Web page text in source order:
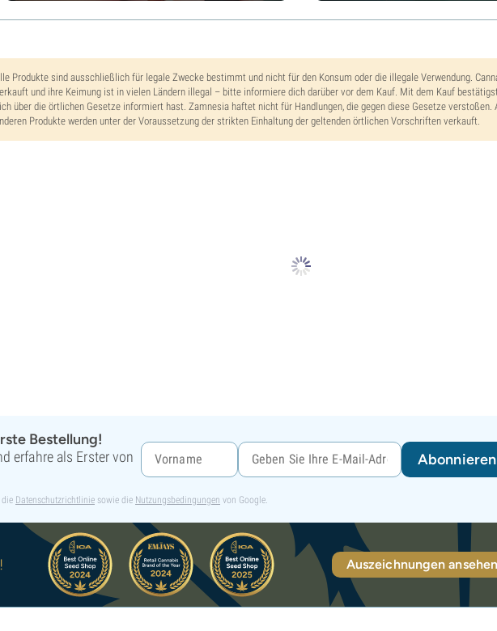
Produkte sind ausschließlich für legale Zwecke bestimmt und nicht für den Konsum oder die illegale Verwendung.
und ihre Keimung ist in vielen Ländern illegal – bitte informiere dich darüber vor dem Kauf. Mit dem Kauf
über die örtlichen Gesetze informiert hast. Zamnesia haftet nicht für Handlungen, die gegen diese Gesetze verstoßen.
Produkte werden unter der Voraussetzung der strikten Einhaltung der geltenden örtlichen Vorschriften verkauft.
Bestellung!
erfahre als Erster von
Abonnieren
die Datenschutzrichtlinie sowie die Nutzungsbedingungen von Google.
Auszeichnungen ansehen